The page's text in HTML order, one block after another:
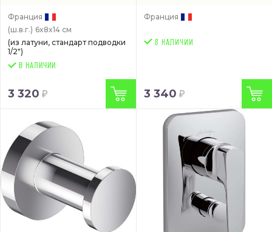
Франция
(ш.в.г.) 6x8x14 см
(из латуни, стандарт подводки
1/2")
В НАЛИЧИИ
3 320
Франция
3 340